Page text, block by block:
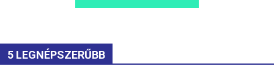
5 LEGNÉPSZERŰBB